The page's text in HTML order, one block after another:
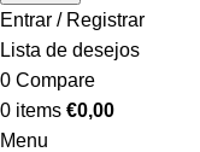
Entrar / Registrar
Lista de desejos
0 Compare
0 items €0,00
Menu